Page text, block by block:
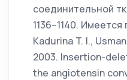
соединительной
1136–1140.
Kadurina T. I.,
2003. Insertion-
the angiotensin